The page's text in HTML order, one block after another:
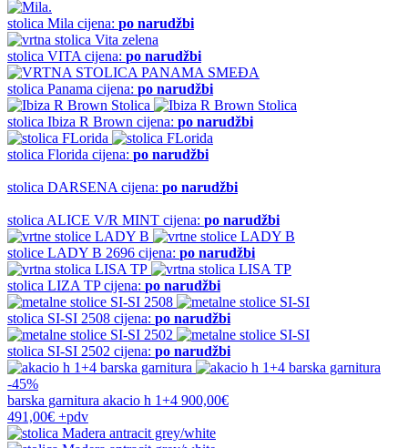
stolica Mila cijena: po narudžbi
stolica VITA cijena: po narudžbi
stolica Panama cijena: po narudžbi
stolica Ibiza R Brown cijena: po narudžbi
stolica Florida cijena: po narudžbi
stolica DARSENA cijena: po narudžbi
stolicaALICE V/R MINT cijena: po narudžbi
stolice LADY B 2696 cijena: po narudžbi
stolica LIZA TP cijena: po narudžbi
stolica SI-SI 2508 cijena: po narudžbi
stolica SI-SI 2502 cijena: po narudžbi
-45%
barska garnitura akacio h 1+4 900,00€
491,00€ +pdv